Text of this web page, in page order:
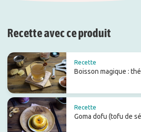
Recette avec ce produit
Recette
Boisson magique :
Recette
Goma dofu (tofu de